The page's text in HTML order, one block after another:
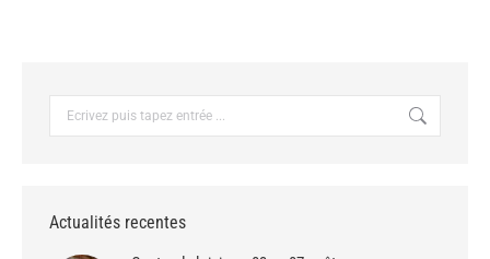
Actualités recentes